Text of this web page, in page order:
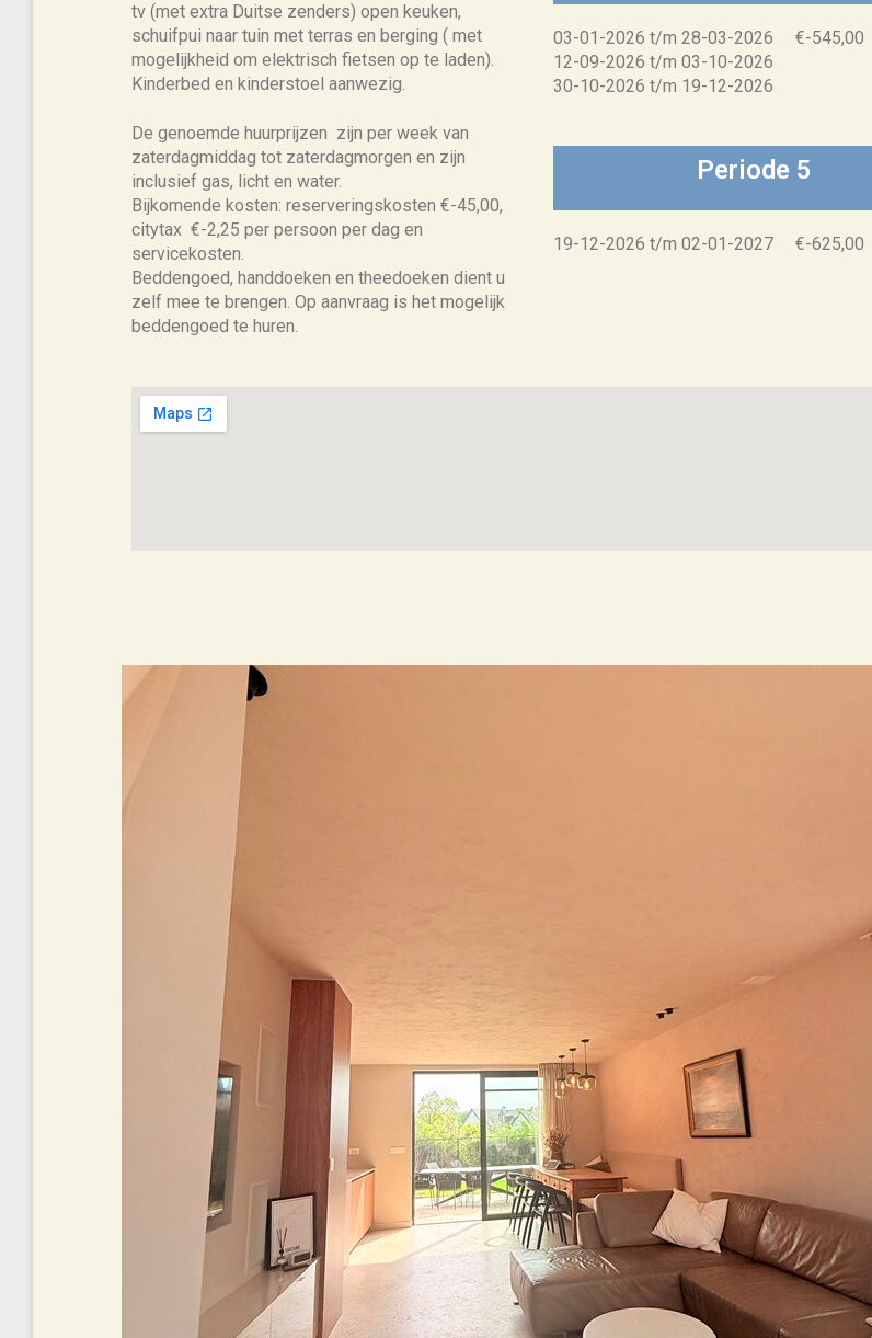
tv (met extra Duitse zenders) open keuken,
schuifpui naar tuin met terras en berging ( met
mogelijkheid om elektrisch fietsen op te laden).
Kinderbed en kinderstoel aanwezig.
De genoemde huurprijzen zijn per week van
zaterdagmiddag tot zaterdagmorgen en zijn
inclusief gas, licht en water.
Bijkomende kosten: reserveringskosten €-45,00,
citytax €-2,25 per persoon per dag en
servicekosten.
Beddengoed, handdoeken en theedoeken dient u
zelf mee te brengen. Op aanvraag is het mogelijk
beddengoed te huren.
03-01-2026 t/m 28-03-2026 €-545,00
12-09-2026 t/m 03-10-2026
30-10-2026 t/m 19-12-2026
Periode 5
19-12-2026 t/m 02-01-2027 €-625,00